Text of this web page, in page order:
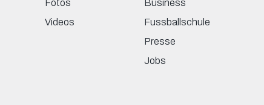
Fotos
Videos
Business
Fussballschule
Presse
Jobs